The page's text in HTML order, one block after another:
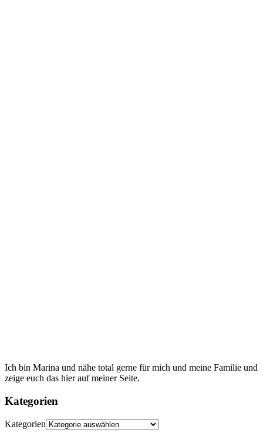
Ich bin Marina und nähe total gerne für mich und meine Familie und
zeige euch das hier auf meiner Seite.
Kategorien
Kategorien